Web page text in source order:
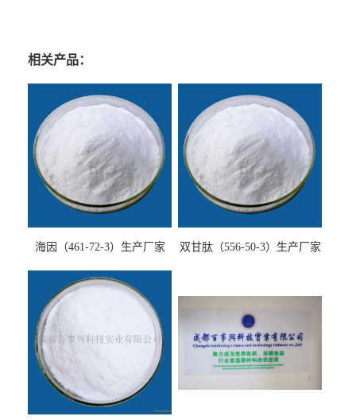
相关产品：
海因（461-72-3）生产厂家 双甘肽（556-50-3）生产厂家